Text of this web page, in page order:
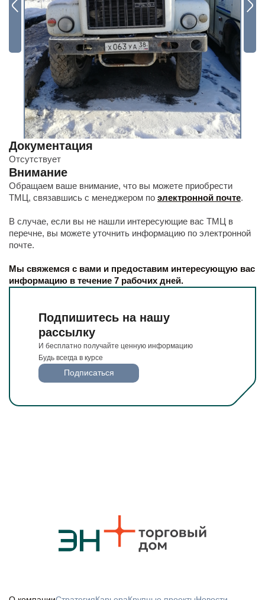
Документация
Отсутствует
Внимание
Обращаем ваше внимание, что вы можете приобрести
ТМЦ, связавшись с менеджером по электронной почте.
В случае, если вы не нашли интересующие вас ТМЦ в
перечне, вы можете уточнить информацию по электронной
почте.
Мы свяжемся с вами и предоставим интересующую вас
информацию в течение 7 рабочих дней.
Подпишитесь на нашу
рассылку
И бесплатно получайте ценную информацию
Будь всегда в курсе
Подписаться